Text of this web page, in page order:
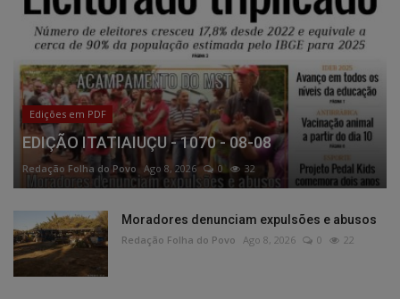
Edições em PDF
EDIÇÃO ITATIAIUÇU - 1070 - 08-08
Redação Folha do Povo Ago 8, 2026 0 32
Moradores denunciam expulsões e abusos
Redação Folha do Povo Ago 8, 2026 0 22